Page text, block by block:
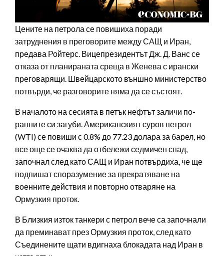
Цените на петрола се повишиха поради
затруднения в преговорите между САЩ и Иран,
предава Ройтерс. Вицепрезидентът Дж. Д. Ванс се
отказа от планираната среща в Женева с ирански
преговарящи. Швейцарското външно министерство
потвърди, че разговорите няма да се състоят.
В началото на сесията в петък нефтът заличи по-
ранните си загуби. Американският суров петрол
(WTI) се повиши с 0.8% до 77.23 долара за барел, но
все още се очаква да отбележи седмичен спад,
започнал след като САЩ и Иран потвърдиха, че ще
подпишат споразумение за прекратяване на
военните действия и повторно отваряне на
Ормузкия проток.
В Близкия изток танкери с петрол вече са започнали
да преминават през Ормузкия проток, след като
Съединените щати вдигнаха блокадата над Иран в